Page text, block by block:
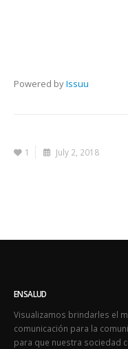
Powered byIssuu
1 July 2, 2018
ENSALUD
Visualizamos brindarles el
comunicación para la
para que nuestra sociedad